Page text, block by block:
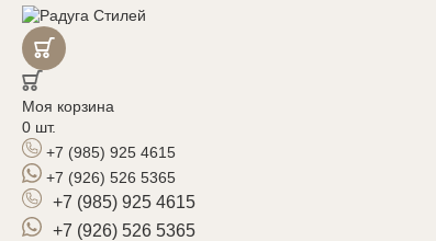
Моя корзина
0 шт.
+7 (985) 925 4615
+7 (926) 526 5365
+7 (985) 925 4615
+7 (926) 526 5365